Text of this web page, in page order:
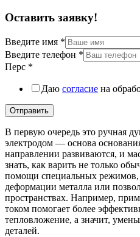
Оставить заявку!
Введите имя *
Введите телефон *
Перс *
Даю согласие на
Отправить
В первую очередь это ручная
электродом — основа
направлении развиваются, и
знать, как варить не только
помощи специальных
деформации металла или
пространствах. Например,
током помогает более
тепловложение, а значит,
деталей.